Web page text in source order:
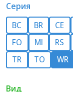
Серия
BC BR CE
FO
MI RS
TR
TO WR
Вид